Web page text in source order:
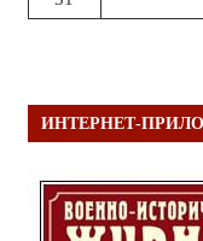
ИНТЕРНЕТ-